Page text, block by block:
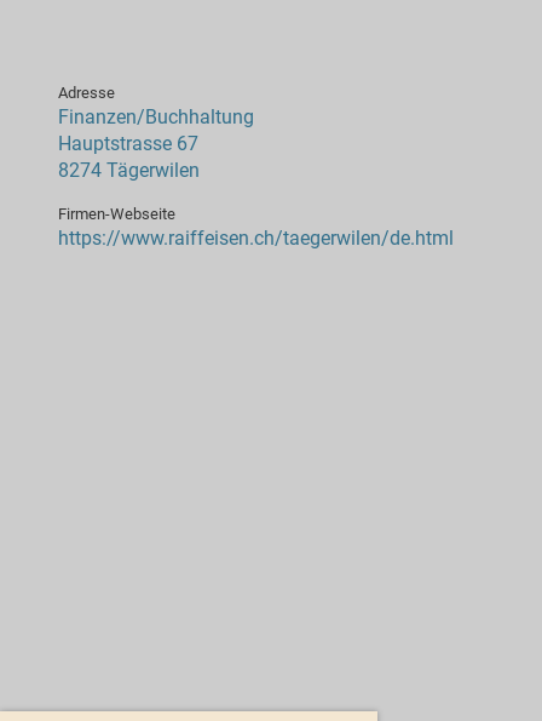
Adresse
Finanzen/Buchhaltung
Hauptstrasse 67
8274 Tägerwilen
Firmen-Webseite
https://www.raiffeisen.ch/taegerwilen/de.html